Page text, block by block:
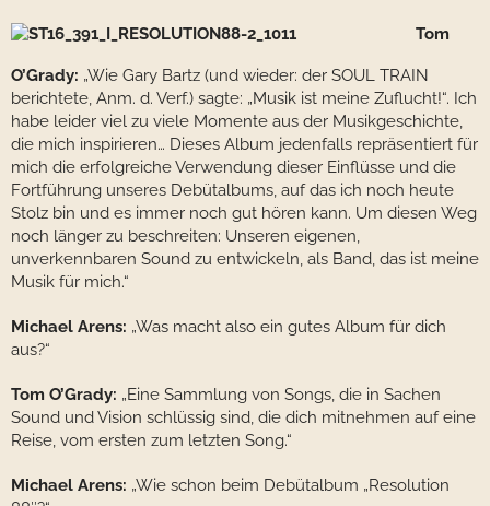
Tom
O’Grady: „Wie Gary Bartz (und wieder: der SOUL TRAIN
berichtete, Anm. d. Verf.) sagte: „Musik ist meine Zuflucht!“. Ich
habe leider viel zu viele Momente aus der Musikgeschichte,
die mich inspirieren… Dieses Album jedenfalls repräsentiert für
mich die erfolgreiche Verwendung dieser Einflüsse und die
Fortführung unseres Debütalbums, auf das ich noch heute
Stolz bin und es immer noch gut hören kann. Um diesen Weg
noch länger zu beschreiten: Unseren eigenen,
unverkennbaren Sound zu entwickeln, als Band, das ist meine
Musik für mich.“
Michael Arens: „Was macht also ein gutes Album für dich
aus?“
Tom O’Grady: „Eine Sammlung von Songs, die in Sachen
Sound und Vision schlüssig sind, die dich mitnehmen auf eine
Reise, vom ersten zum letzten Song.“
Michael Arens: „Wie schon beim Debütalbum „Resolution